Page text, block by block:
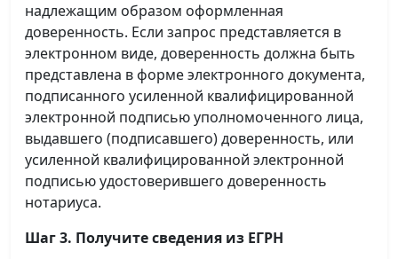
надлежащим образом оформленная
доверенность. Если запрос представляется в
электронном виде, доверенность должна быть
представлена в форме электронного документа,
подписанного усиленной квалифицированной
электронной подписью уполномоченного лица,
выдавшего (подписавшего) доверенность, или
усиленной квалифицированной электронной
подписью удостоверившего доверенность
нотариуса.
Шаг 3. Получите сведения из ЕГРН